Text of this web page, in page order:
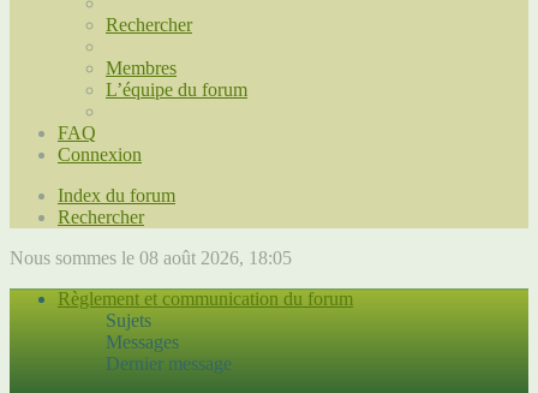
Rechercher
Membres
L’équipe du forum
FAQ
Connexion
Index du forum
Rechercher
Nous sommes le 08 août 2026, 18:05
Règlement et communication du forum
Sujets
Messages
Dernier message